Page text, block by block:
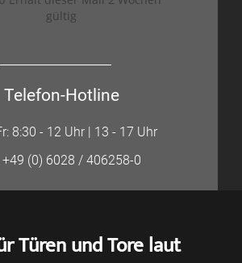
gültig
Telefon-Hotline
8:30 - 12 Uhr | 13 - 17 Uhr
+49 (0) 6028 / 406258-0
Türen und Tore laut